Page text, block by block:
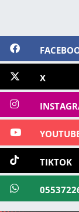
X
TIKTOK